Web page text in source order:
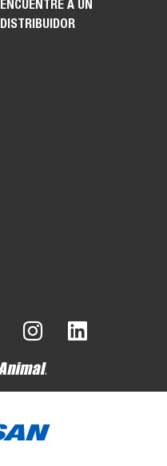
ENCUENTRE A UN
DISTRIBUIDOR